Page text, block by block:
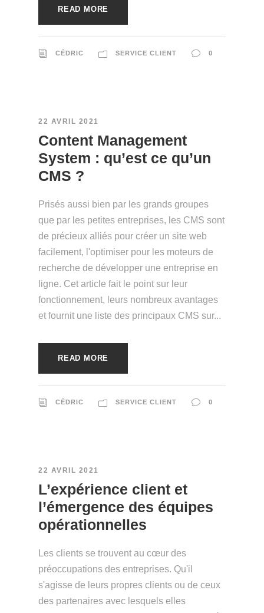
READ MORE
CÉDRIC SERVICE CLIENT 0
22 AVRIL 2021
Content Management
System : qu’est ce qu’un
CMS ?
Prisés aussi bien par les grands groupes
que par les petites entreprises, les CMS sont
de précieux alliés pour créer un site web
facilement, l'optimiser pour les moteurs de
recherche de développer une entreprise en
ligne. Cet article fait le point sur leur
fonctionnement, leurs nombreux avantages
et fournit une liste des principaux CMS sur...
READ MORE
CÉDRIC SERVICE CLIENT 0
22 AVRIL 2021
L’expérience client et
l’émergence des équipes
opérationnelles
Les clients se trouvent au cœur des
préoccupations des entreprises. Qu'il
s'agisse de leurs propres clients ou de ceux
des partenaires avec lesquels elles